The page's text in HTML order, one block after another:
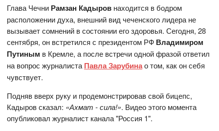
Глава Чечни Рамзан Кадыров находится в бодром
расположении духа, внешний вид чеченского лидера не
вызывает сомнений в состоянии его здоровья. Сегодня, 28
сентября, он встретился с президентом РФ Владимиром
Путиным в Кремле, а после встречи одной фразой ответил
на вопрос журналистаПавла Зарубинао том, как он себя
чувствует.
Подняв вверх руку и продемонстрировав свой бицепс,
Кадыров сказал: «Ахмат - сила!». Видео этого момента
опубликовал журналист канала "Россия 1".